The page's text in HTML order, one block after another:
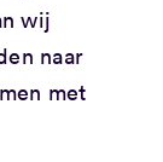
wij
naar
met